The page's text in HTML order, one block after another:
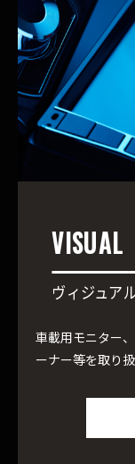
VISUAL
ヴィジュア
車載用モニター
ーナー等を取り扱